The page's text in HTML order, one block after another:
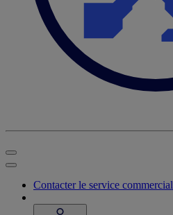
Contacter le service commercial